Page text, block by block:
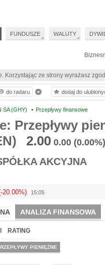
Korzystając ze strony wyrażasz
SA (GHY) • Przepływy finansowe
Przepływy
2.00 0.00 (0.00%)
AKCYJNA
20.00%) 15:05
ANALIZA FINANSOWA
RATING
PIENIĘŻNE
do radaru dodaj do
FUNDUSZE WALUTY